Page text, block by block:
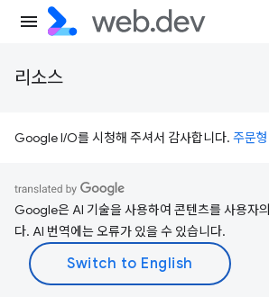
리소스
Google I/O를 시청해 주셔서 감사합니다. 주문
Google은 AI 기술을 사용하여 콘텐츠를 사용자
다. AI 번역에는 오류가 있을 수 있습니다.